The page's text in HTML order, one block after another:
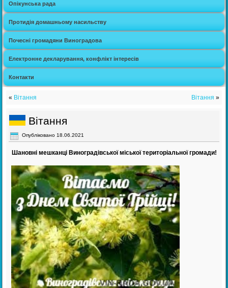
Опікунська рада
Протидія домашньому насильству
Почесні громадяни Виноградова
Електронне декларування, конфлікт інтересів
Контакти
« Вітання Вітання »
Вітання
Опубліковано 18.06.2021
Шановні мешканці Виноградівської міської територіальної громади!